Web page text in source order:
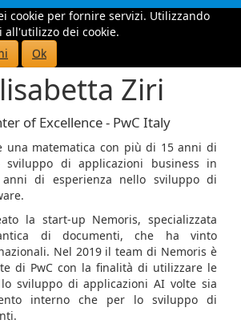
cookie per fornire servizi. Utilizzando
all'utilizzo dei cookie.
Ok
Toggle
Ziri
of Excellence - PwC Italy
una matematica con più di 15 anni di
sviluppo di applicazioni business in
di esperienza nello sviluppo di
la start-up Nemoris, specializzata
di documenti, che ha vinto
Nel 2019 il team di Nemoris è
di PwC con la finalità di utilizzare le
sviluppo di applicazioni AI volte sia
interno che per lo sviluppo di